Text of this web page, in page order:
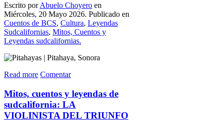
Escrito porAbuelo Choyero en
Miércoles, 20 Mayo 2026. Publicado en
Cuentos de BCS, Cultura, Leyendas
Sudcalifornias, Mitos, Cuentos y
Leyendas sudcalifornias.
Read more Comentar
Mitos, cuentos y leyendas de
sudcalifornia: LA
VIOLINISTA DEL TRIUNFO